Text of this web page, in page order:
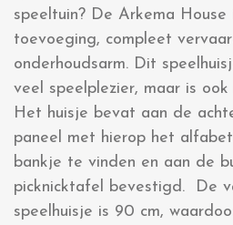
speeltuin? De Arkema House
toevoeging, compleet
onderhoudsarm. Dit
veel speelplezier, maar is
Het huisje bevat aan de
paneel met hierop het
bankje te vinden en aan de
picknicktafel bevestigd. De
speelhuisje is 90 cm,